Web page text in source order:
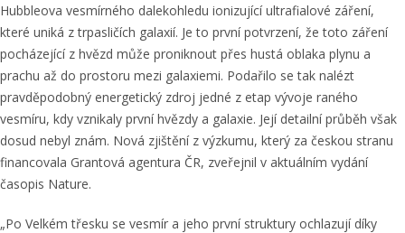
Hubbleova vesmírného dalekohledu ionizující ultrafialové záření,
které uniká z trpasličích galaxií. Je to první potvrzení, že toto záření
pocházející z hvězd může proniknout přes hustá oblaka plynu a
prachu až do prostoru mezi galaxiemi. Podařilo se tak nalézt
pravděpodobný energetický zdroj jedné z etap vývoje raného
vesmíru, kdy vznikaly první hvězdy a galaxie. Její detailní průběh však
dosud nebyl znám. Nová zjištění z výzkumu, který za českou stranu
financovala Grantová agentura ČR, zveřejnil v aktuálním vydání
časopis Nature.
„Po Velkém třesku se vesmír a jeho první struktury ochlazují díky